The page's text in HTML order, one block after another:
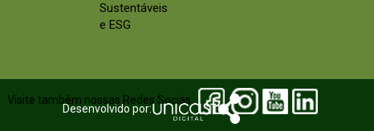
Sustentáveis
e ESG
Visite também nossas Redes Socias:
Desenvolvido por: